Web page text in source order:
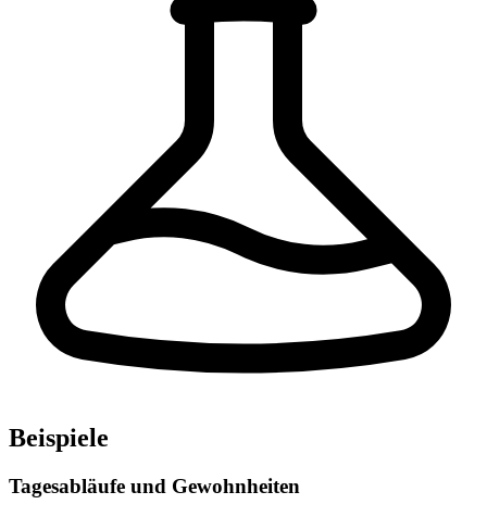
Beispiele
Tagesabläufe und Gewohnheiten